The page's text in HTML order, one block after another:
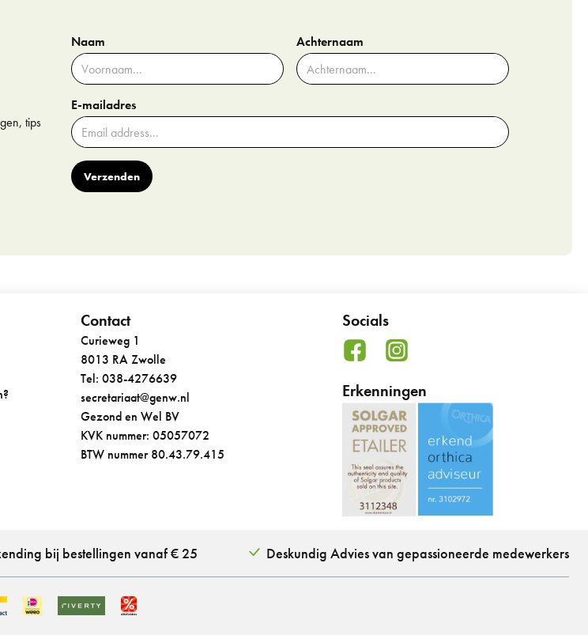
tips
Naam Achternaam
E-mailadres
Verzenden
Contact
Curieweg 1
8013 RA Zwolle
Tel: 038-4276639
secretariaat@genw.nl
Gezond en Wel BV
KVK nummer: 05057072
BTW nummer 80.43.79.415
Socials
Erkenningen
bij bestellingen vanaf € 25 Deskundig Advies van gepassioneerde medewerkers